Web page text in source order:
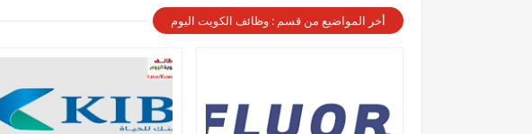
أخر المواضيع من قسم : وظائف الكويت اليوم